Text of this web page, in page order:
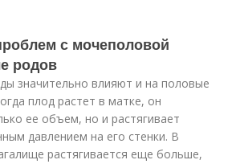
с мочеполовой
родов
значительно влияют и на половые
плод растет в матке, он
ее объем, но и растягивает
давлением на его стенки. В
растягивается еще больше,